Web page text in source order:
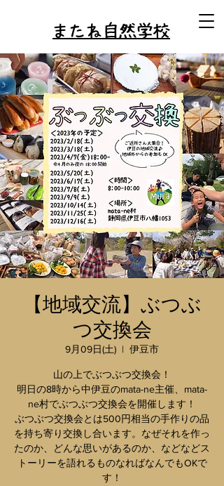
またね自然学校
【地域交流】ぶつぶ
つ交換会
9月09日(土)
  |
伊豆市
山の上でぶつぶつ交換会！
明日の8時から中伊豆のmata-ne主催、mata-
ne村でぶつぶつ交換会を開催します！
ぶつぶつ交換会とは500円相当の手作りの品
を持ち寄り交換し合います。なぜそれを作っ
たのか、どんな思いがあるのか、などなどス
トーリーを語れるものなればなんでもOKで
す！